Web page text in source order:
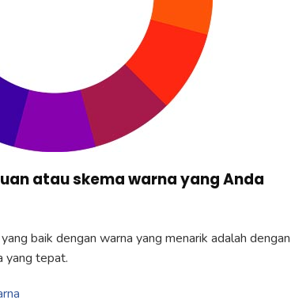
atau skema warna yang Anda
baik dengan warna yang menarik adalah dengan
yang tepat.